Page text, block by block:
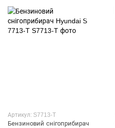
Артикул: S7713-T
Бензиновий снігоприбирач